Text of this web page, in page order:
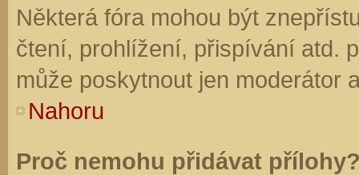
Některá fóra mohou být
čtení, prohlížení, přispívání atd.
může poskytnout jen moderátor
Nahoru
Proč nemohu přidávat